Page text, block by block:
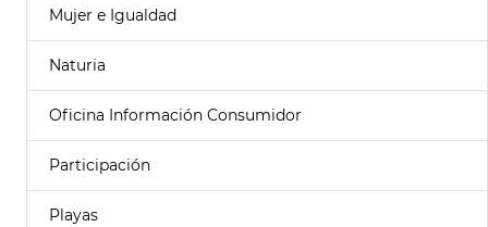
Mujer e Igualdad
Naturia
Oficina Información Consumidor
Participación
Playas